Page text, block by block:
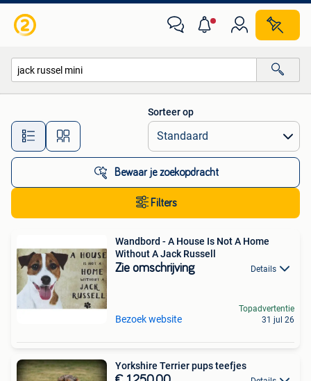
Alle afstanden…
Sorteer op
Bewaar je zoekopdracht
Filters
Wandbord - A House Is Not A Home
Without A Jack Russell
Zie omschrijving Details
Bezoek website
Topadvertentie
31 jul 26
Yorkshire Terrier pups teefjes